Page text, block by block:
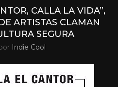
CALLA LA VIDA”,
ARTISTAS CLAMAN
SEGURA
Indie Cool